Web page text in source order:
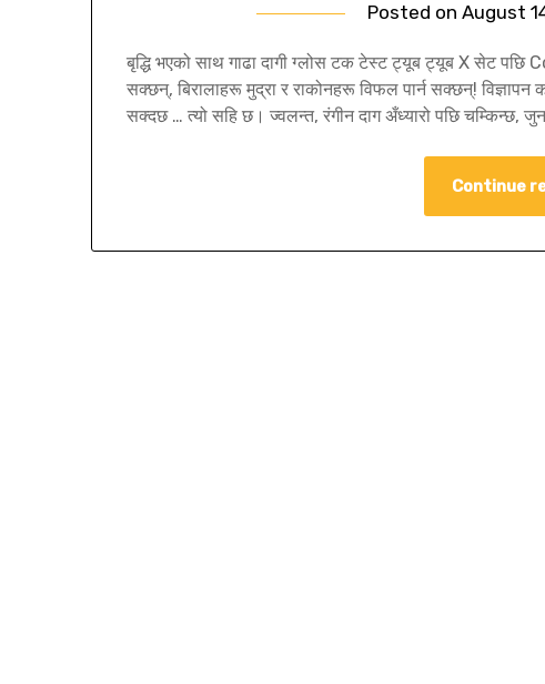
Posted onAugust
बृद्धि भएको साथ गाढा दागी ग्लोस टक टेस्ट ट्यूब ट्यूब X सेट
सक्छन्, बिरालाहरू मुद्रा र राकोनहरू विफल पार्न सक्छन्! विज्ञापन
सक्दछ … त्यो सहि छ। ज्वलन्त, रंगीन दाग अँध्यारो पछि चम्किन्छ,
Continue